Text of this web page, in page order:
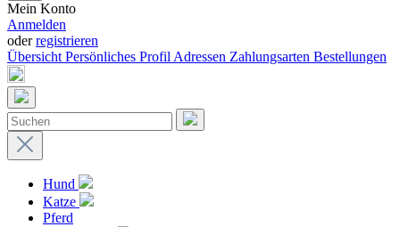
Mein Konto
Anmelden
oderregistrieren
Übersicht Persönliches Profil Adressen Zahlungsarten Bestellungen
Hund
Katze
Pferd